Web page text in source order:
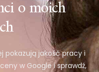
o moich
pokazują jakość pracy i
w Google i sprawdź,